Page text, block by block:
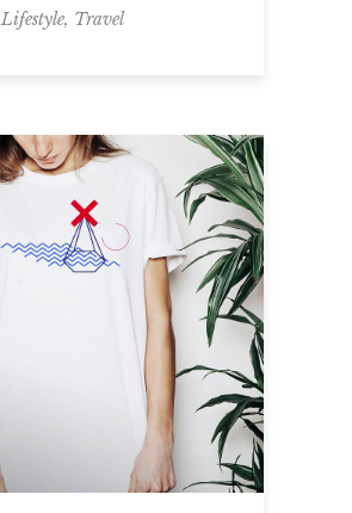
Lifestyle, Travel